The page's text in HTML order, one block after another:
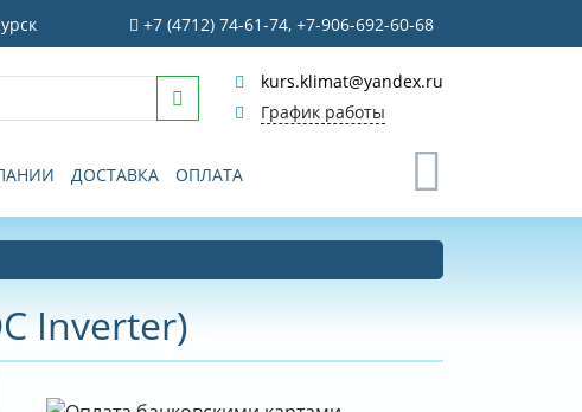
+7 (4712) 74-61-74, +7-906-692-60-68
kurs.klimat@yandex.ru
График работы
ДОСТАВКА ОПЛАТА
Inverter)